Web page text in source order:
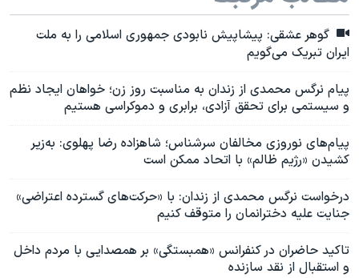
گوهر عشقی: پیشاپیش نابودی جمهوری اسلامی را به ملت
ایران تبریک می‌گویم
پیام نرگس محمدی از زندان به مناسبت روز زن؛ خواهان ایجاد نظم
و سیستمی برای تحقق آزادی، برابری و دموکراسی هستیم
پیام‌های نوروزی مخالفان سرشناس؛ شاهزاده رضا پهلوی: به‌زیر
کشیدن «رژیم ظالم» با اتحاد ممکن است
درخواست نرگس محمدی از زندان: با «حرکت‌های گسترده اعتراضی»
جنایت علیه دخترانمان را متوقف کنیم
تاکید حاضران در کنفرانس «همبستگی» بر همصدایی با مردم داخل
و استقبال از نقد سازنده